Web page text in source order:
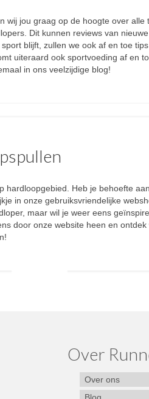
jou graag op de hoogte over
Dit kunnen reviews van
blijft, zullen we ook af en toe
uiteraard ook sportvoeding af en
in ons veelzijdige blog!
Heb je behoefte
in onze gebruiksvriendelijke
maar wil je weer eens
door onze website heen en
Over
Over ons